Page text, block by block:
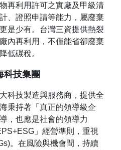
再利用許可之實廠及甲級清
、證照申請等能力，屬廢棄
是少有。台灣三資提供熱裂
內再利用，不僅能省卻廢棄
低碳稅。
科技集團
科技製造與服務商，提供全
秉持著「真正的領導級企
，也應是社會的領導力
」經營準則，重視
。在風險與機會間，持續